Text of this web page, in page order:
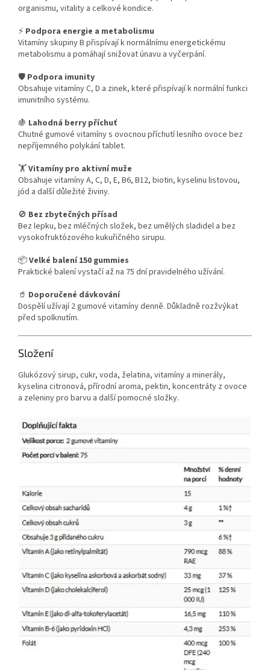
organismu, vitality a celkové kondice.
⚡ Podpora energie a metabolismu
Vitamíny skupiny B přispívají k normálnímu energetickému
metabolismu a pomáhají snižovat únavu a vyčerpání.
🛡️ Podpora imunity
Obsahuje vitamíny C, D a zinek, které přispívají k normální funkci
imunitního systému.
🍇 Lahodná berry příchuť
Chutné gumové vitamíny s ovocnou příchutí lesního ovoce bez
nepříjemného polykání tablet.
🏋️Vitamíny pro aktivní muže
Obsahuje vitamíny A, C, D, E, B6, B12, biotin, kyselinu listovou,
jód a další důležité živiny.
🚫 Bez zbytečných přísad
Bez lepku, bez mléčných složek, bez umělých sladidel a bez
vysokofruktózového kukuřičného sirupu.
📦Velké balení 150 gummies
Praktické balení vystačí až na 75 dní pravidelného užívání.
🥤 Doporučené dávkování
Dospělí užívají 2 gumové vitamíny denně. Důkladně rozžvýkat
před spolknutím.
Složení
Glukózový sirup, cukr, voda, želatina, vitamíny a minerály,
kyselina citronová, přírodní aroma, pektin, koncentráty z ovoce
a zeleniny pro barvu a další pomocné složky.